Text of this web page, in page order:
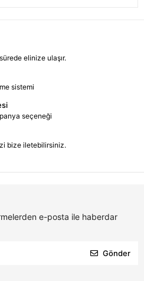
elinize ulaşır.
sistemi
seçeneği
bize iletebilirsiniz.
e-posta ile haberdar
Gönder